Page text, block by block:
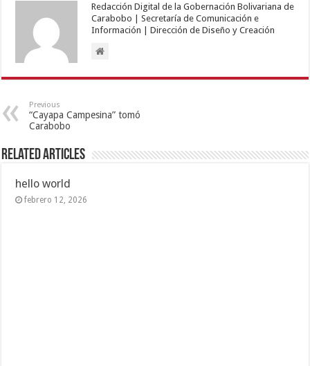
Redacción Digital de la Gobernación Bolivariana de
Carabobo | Secretaría de Comunicación e
Información | Dirección de Diseño y Creación
Previous
“Cayapa Campesina” tomó
Carabobo
Related Articles
hello world
febrero 12, 2026